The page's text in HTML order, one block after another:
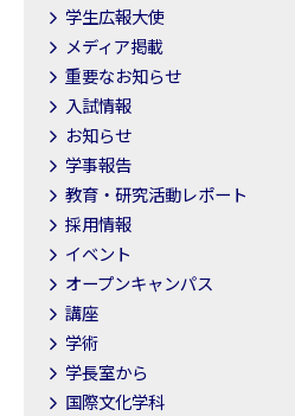
学生広報大使
メディア掲載
重要なお知らせ
入試情報
お知らせ
学事報告
教育・研究活動レポート
採用情報
イベント
オープンキャンパス
講座
学術
学長室から
国際文化学科